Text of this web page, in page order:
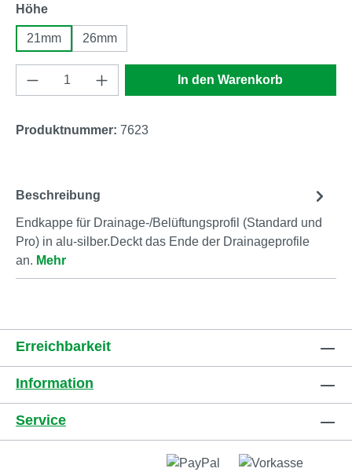
Höheauswählen
21mm 26mm
Produkt Anzahl: Gib den gewünschten
In den Warenkorb
Produktnummer: 7623
Beschreibung
Endkappe für Drainage-/Belüftungsprofil (Standard und
Pro) in alu-silber.Deckt das Ende der Drainageprofile
an. Mehr
Erreichbarkeit
Information
Service